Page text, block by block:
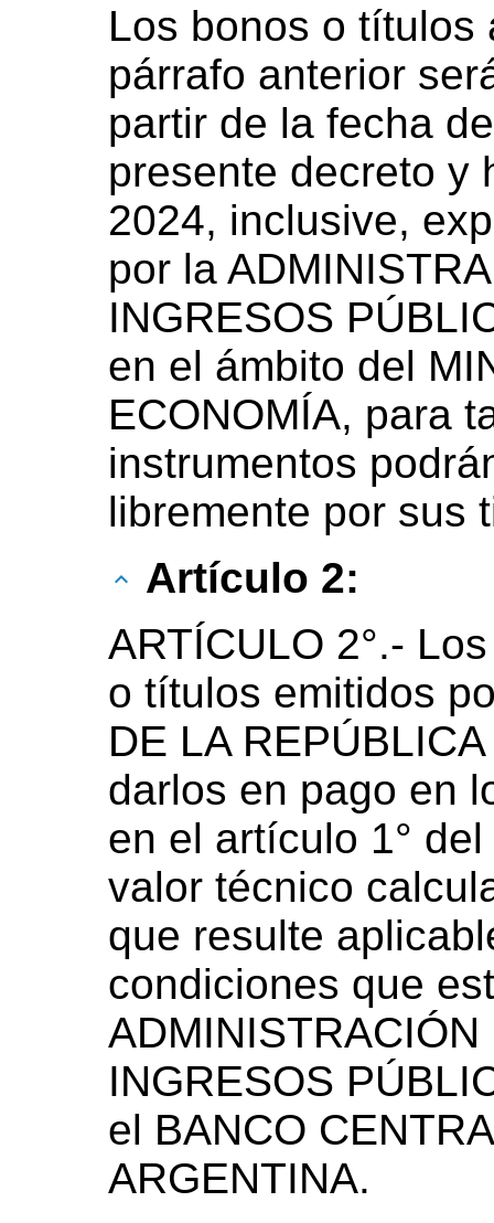
Los bonos o títulos
párrafo anterior
partir de la fecha
presente decreto y
2024, inclusive,
por la
INGRESOS
en el ámbito del
ECONOMÍA, para
instrumentos
libremente por sus
Artículo 2:
ARTÍCULO 2°.-
o títulos emitidos
DE LA
darlos en pago en
en el artículo 1°
valor técnico
que resulte
condiciones que
INGRESOS
el BANCO
ARGENTINA.